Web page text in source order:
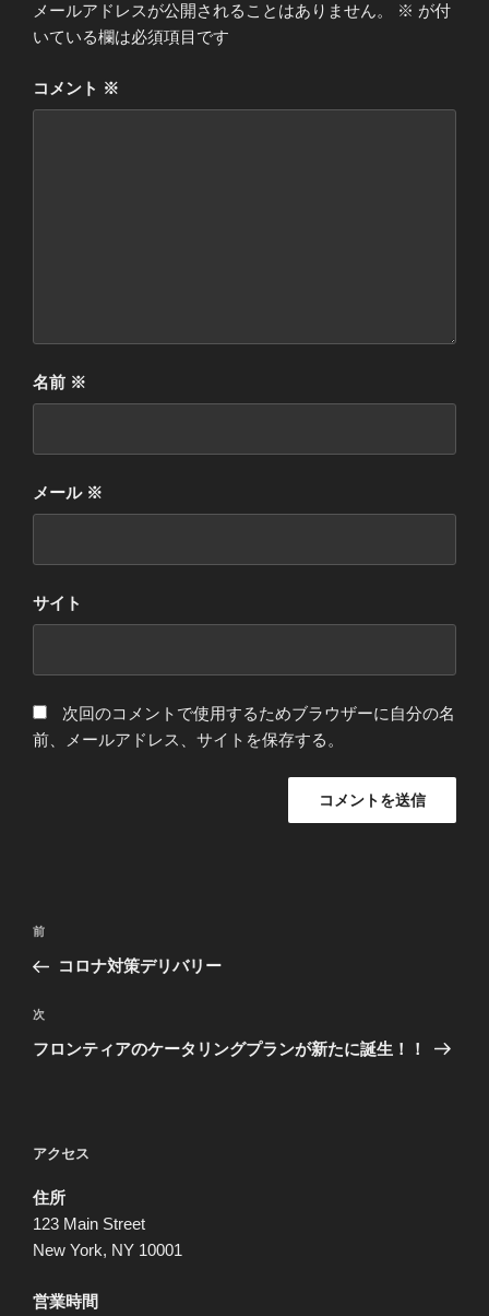
メールアドレスが公開されることはありません。 ※ が付
いている欄は必須項目です
コメント ※
名前 ※
メール ※
サイト
次回のコメントで使用するためブラウザーに自分の名
前、メールアドレス、サイトを保存する。
投
ナ
ビ
ゲ
ン
前
の
稿
前
コロナ対策デリバリー
次
の
次
フロンティアのケータリングプランが新たに誕生！！
アクセス
住所
123 Main Street
New York, NY 10001
営業時間